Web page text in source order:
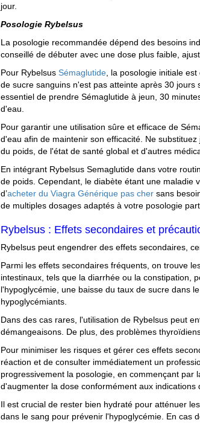
jour.
Posologie Rybelsus
La posologie recommandée dépend des besoins
conseillé de débuter avec une dose plus faible,
Pour RybelsusSémaglutide, la posologie initiale
de sucre sanguins n'est pas atteinte après 30
essentiel de prendre Sémaglutide à jeun, 30
d'eau.
Pour garantir une utilisation sûre et efficace de
d'eau afin de maintenir son efficacité. Ne
du poids, de l'état de santé global et d'autres
En intégrant Rybelsus Semaglutide dans votre
de poids. Cependant, le diabète étant une maladie
d’acheter du Viagra Générique pas cher sans
de multiples dosages adaptés à votre posologie
Rybelsus : Effets secondaires et
Rybelsus peut engendrer des effets secondaires,
Parmi les effets secondaires fréquents, on trouve
intestinaux, tels que la diarrhée ou la constipation,
l'hypoglycémie, une baisse du taux de sucre dans
hypoglycémiants.
Dans des cas rares, l'utilisation de Rybelsus peut
démangeaisons. De plus, des problèmes
Pour minimiser les risques et gérer ces effets
réaction et de consulter immédiatement un
progressivement la posologie, en commençant
d'augmenter la dose conformément aux indications
Il est crucial de rester bien hydraté pour atténuer
dans le sang pour prévenir l'hypoglycémie. En cas